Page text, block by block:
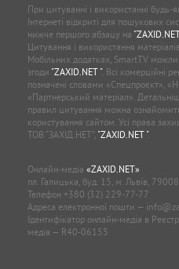
При цитуванні і використанні будь-
Інтернеті відкриті для пошукових
нижче першого абзацу на
Цитування і використання
Мобільних додатках, SmartTV
згоди "ZAXID.NET ". Всі комерційні
позначені словами «Спецпроєкт»,
«Партнерський матеріал».
правил цитування можна
користування сайтом. Усі права
ТОВ “ЗАХІД.НЕТ”, "ZAXID.NET ".
Онлайн-медіа «ZAXID.NET»
пл. Галицька, буд. 15, м. Львів, 79008
Телефон +380 (32) 229-77-77
Адреса електронної пошти —
Ідентифікатор онлайн-медіа в
медіа — R40-06155